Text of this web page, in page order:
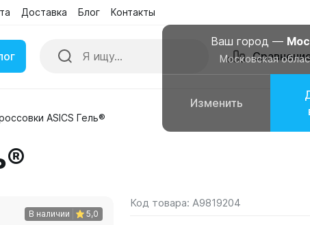
Доставка Блог Контакты
Ваш город —
Московская
Изменить
ASICS Гель®
В наличии 5,0
Код товара: A9819204